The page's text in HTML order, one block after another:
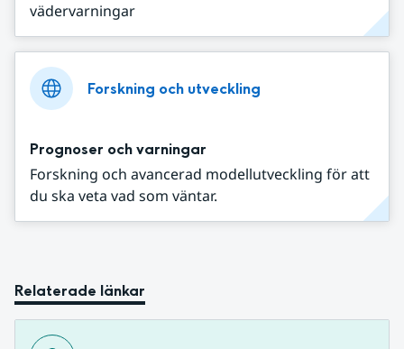
vädervarningar
Forskning och utveckling
Prognoser och varningar
Forskning och avancerad modellutveckling för att
du ska veta vad som väntar.
Relaterade länkar